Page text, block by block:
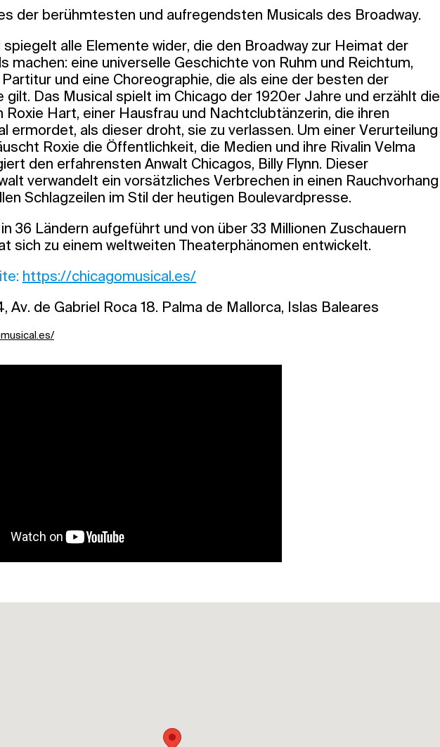
der berühmtesten und aufregendsten Musicals des Broadway.
spiegelt alle Elemente wider, die den Broadway zur Heimat der
machen: eine universelle Geschichte von Ruhm und Reichtum,
und eine Choreographie, die als eine der besten der
Das Musical spielt im Chicago der 1920er Jahre und erzählt die
Roxie Hart, einer Hausfrau und Nachtclubtänzerin, die ihren
ermordet, als dieser droht, sie zu verlassen. Um einer Verurteilung
Roxie die Öffentlichkeit, die Medien und ihre Rivalin Velma
den erfahrensten Anwalt Chicagos, Billy Flynn. Dieser
verwandelt ein vorsätzliches Verbrechen in einen Rauchvorhang
Schlagzeilen im Stil der heutigen Boulevardpresse.
36 Ländern aufgeführt und von über 33 Millionen Zuschauern
sich zu einem weltweiten Theaterphänomen entwickelt.
https://chicagomusical.es/
Av. de Gabriel Roca 18. Palma de Mallorca, Islas Baleares